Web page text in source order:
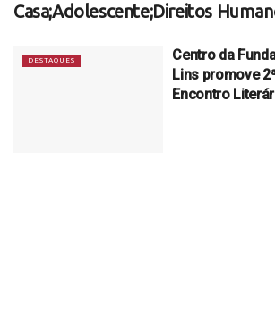
Casa;Adolescente;Direitos
DESTAQUES
Centro da
Lins promove
Encontro